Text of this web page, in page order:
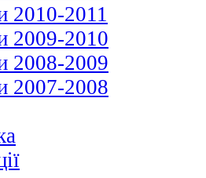
2010-2011
2009-2010
2008-2009
2007-2008